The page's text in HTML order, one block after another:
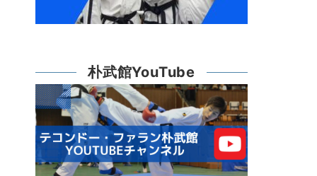
朴武館YouTube